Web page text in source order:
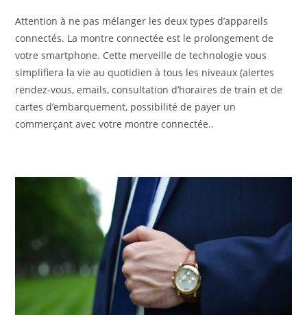
Attention à ne pas mélanger les deux types d’appareils
connectés. La montre connectée est le prolongement de
votre smartphone. Cette merveille de technologie vous
simplifiera la vie au quotidien à tous les niveaux (alertes
rendez-vous, emails, consultation d’horaires de train et de
cartes d’embarquement, possibilité de payer un
commerçant avec votre montre connectée..